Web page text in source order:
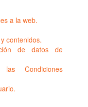
a la web.
contenidos.
de datos de
Condiciones